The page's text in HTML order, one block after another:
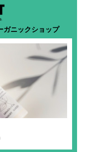
ガニックショップ